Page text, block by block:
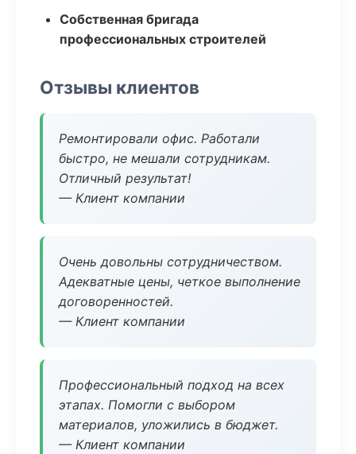
Собственная бригада
профессиональных строителей
Отзывы клиентов
Ремонтировали офис. Работали
быстро, не мешали сотрудникам.
Отличный результат!
— Клиент компании
Очень довольны сотрудничеством.
Адекватные цены, четкое выполнение
договоренностей.
— Клиент компании
Профессиональный подход на всех
этапах. Помогли с выбором
материалов, уложились в бюджет.
— Клиент компании